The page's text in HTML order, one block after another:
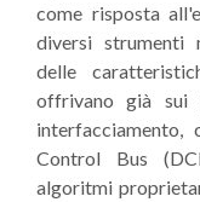
come risposta
diversi strumenti
delle
offrivano già sui
Control Bus
algoritmi